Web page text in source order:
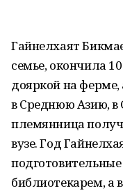
Гайнелхаят
семье, окончила
дояркой на ферме,
в Среднюю Азию,
племянница
вузе. Год
библиотекарем, а